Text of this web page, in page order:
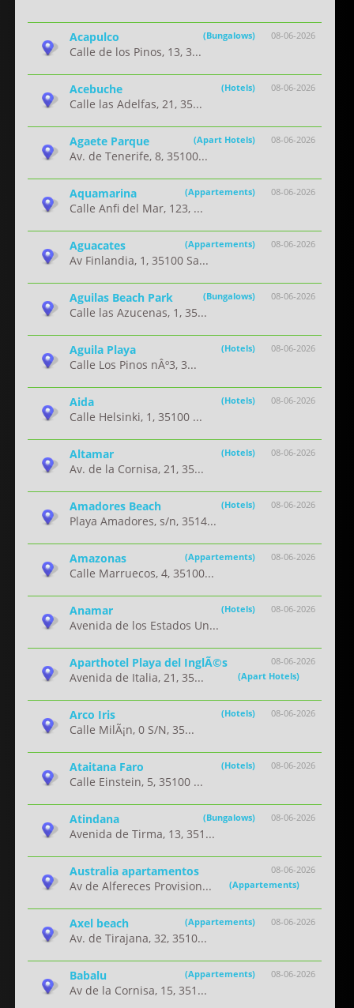
08-06-2026
Acapulco (Bungalows)
Calle de los Pinos, 13, 3...
08-06-2026
Acebuche (Hotels)
Calle las Adelfas, 21, 35...
08-06-2026
Agaete Parque (Apart Hotels)
Av. de Tenerife, 8, 35100...
08-06-2026
Aquamarina (Appartements)
Calle Anfi del Mar, 123, ...
08-06-2026
Aguacates (Appartements)
Av Finlandia, 1, 35100 Sa...
08-06-2026
Aguilas Beach Park (Bungalows)
Calle las Azucenas, 1, 35...
08-06-2026
Aguila Playa (Hotels)
Calle Los Pinos nÂº3, 3...
08-06-2026
Aida (Hotels)
Calle Helsinki, 1, 35100 ...
08-06-2026
Altamar (Hotels)
Av. de la Cornisa, 21, 35...
08-06-2026
Amadores Beach (Hotels)
Playa Amadores, s/n, 3514...
08-06-2026
Amazonas (Appartements)
Calle Marruecos, 4, 35100...
08-06-2026
Anamar (Hotels)
Avenida de los Estados Un...
08-06-2026
Aparthotel Playa del InglÃ©s
(Apart Hotels)
Avenida de Italia, 21, 35...
08-06-2026
Arco Iris (Hotels)
Calle MilÃ¡n, 0 S/N, 35...
08-06-2026
Ataitana Faro (Hotels)
Calle Einstein, 5, 35100 ...
08-06-2026
Atindana (Bungalows)
Avenida de Tirma, 13, 351...
08-06-2026
Australia apartamentos
(Appartements)
Av de Alfereces Provision...
08-06-2026
Axel beach (Appartements)
Av. de Tirajana, 32, 3510...
08-06-2026
Babalu (Appartements)
Av de la Cornisa, 15, 351...